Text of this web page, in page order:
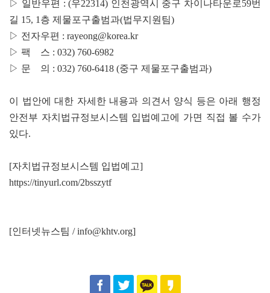
▷ 일반우편 : (우22314) 인천광역시 중구 차이나타운로59번
길 15, 1층 제물포구출범과(법무지원팀)
▷ 전자우편 : rayeong@korea.kr
▷ 팩 스 : 032) 760-6982
▷ 문 의 : 032) 760-6418 (중구 제물포구출범과)
이 법안에 대한 자세한 내용과 의견서 양식 등은 아래 행정
안전부 자치법규정보시스템 입법예고에 가면 직접 볼 수가
있다.
[자치법규정보시스템 입법예고]
https://tinyurl.com/2bsszytf
[인터넷뉴스팀 / info@khtv.org]